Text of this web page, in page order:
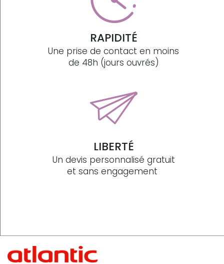
RAPIDITÉ
Une prise de contact en moins
de 48h (jours ouvrés)
LIBERTÉ
Un devis personnalisé gratuit
et sans engagement